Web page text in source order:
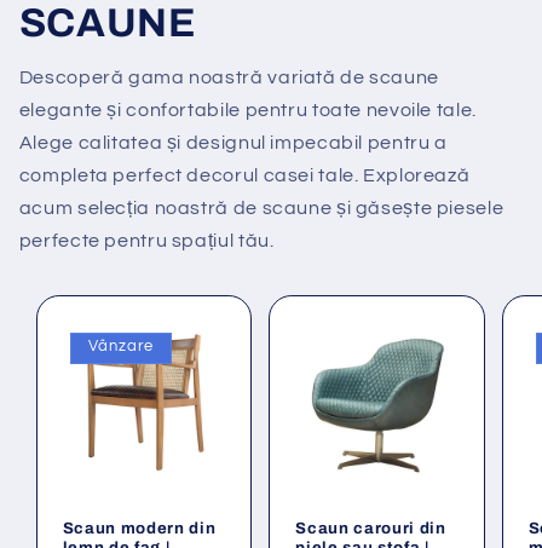
SCAUNE
Descoperă gama noastră variată de scaune
elegante și confortabile pentru toate nevoile tale.
Alege calitatea și designul impecabil pentru a
completa perfect decorul casei tale. Explorează
acum selecția noastră de scaune și găsește piesele
perfecte pentru spațiul tău.
Vânzare
Scaun modern din
Scaun carouri din